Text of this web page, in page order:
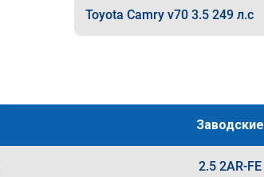
Toyota Camry v70 3.5 249 л.с
Заводские
2.5 2AR-FE